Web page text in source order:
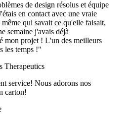
de design résolus et équipe
en contact avec une vraie
qui savait ce qu'elle faisait,
semaine j'avais déjà
mon projet ! L'un des meilleurs
les temps !"
Therapeutics
service! Nous adorons nos
carton!